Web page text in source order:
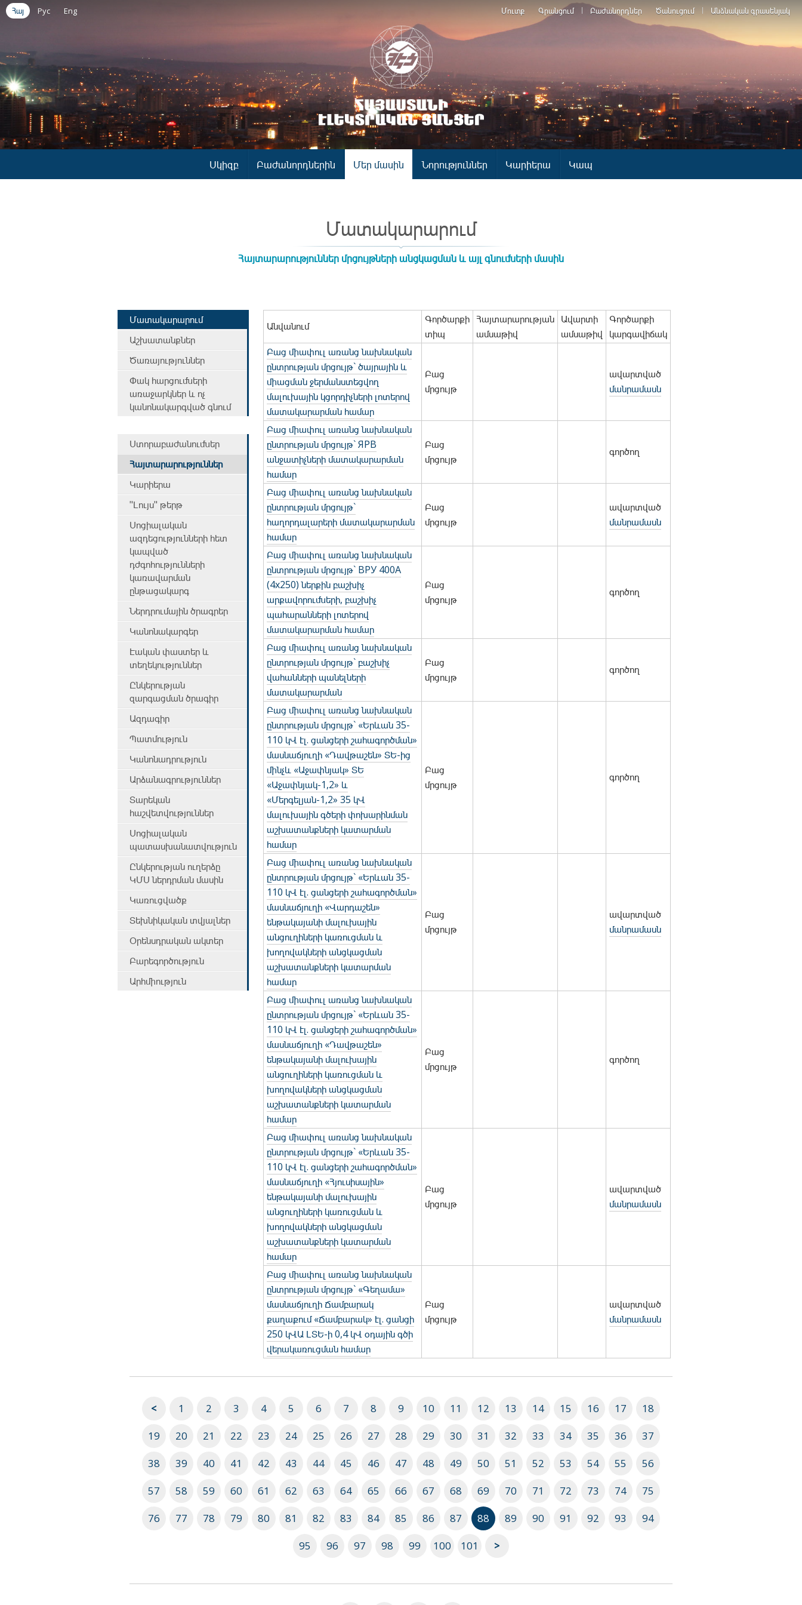
Հայ Рус Eng Մուտք Գրանցում Բաժանորդներ Ծանուցում Անձնական գրասենյակ
Սկիզբ Բաժանորդներին Մեր մասին Նորություններ Կարիերա Կապ
Մատակարարում
Հայտարարություններ մրցույթների անցկացման և այլ գնումների մասին
Մատակարարում
Աշխատանքներ
Ծառայություններ
Փակ հարցումների
առաջարկներ և ոչ
կանոնակարգված գնում
Ստորաբաժանումներ
Հայտարարություններ
Կարիերա
"Լույս" թերթ
Սոցիալական
ազդեցությունների հետ
կապված
դժգոհությունների
կառավարման
ընթացակարգ
Ներդրումային ծրագրեր
Կանոնակարգեր
Էական փաստեր և
տեղեկություններ
Ընկերության
զարգացման ծրագիր
Ազդագիր
Պատմություն
Կանոնադրություն
Արձանագրություններ
Տարեկան
հաշվետվություններ
Սոցիալական
պատասխանատվություն
Ընկերության ուղերձը
ԿՄՍ ներդրման մասին
Կառուցվածք
Տեխնիկական տվյալներ
Օրենսդրական ակտեր
Բարեգործություն
Արհմիություն
Անվանում
Գործարքի
տիպ
Հայտարարության
ամսաթիվ
Ավարտի
ամսաթիվ
Գործարքի
կարգավիճակ
Բաց միափուլ առանց նախնական
ընտրության մրցույթ` ծայրային և
միացման ջերմանստեցվող
մալուխային կցորդիչների լոտերով
մատակարարման համար
Բաց
մրցույթ
ավարտված
մանրամասն
Բաց միափուլ առանց նախնական
ընտրության մրցույթ` ЯРВ
անջատիչների մատակարարման
համար
Բաց
մրցույթ
գործող
Բաց միափուլ առանց նախնական
ընտրության մրցույթ`
հաղորդալարերի մատակարարման
համար
Բաց
մրցույթ
ավարտված
մանրամասն
Բաց միափուլ առանց նախնական
ընտրության մրցույթ` ВРУ 400А
(4х250) ներքին բաշխիչ
արքավորումների, բաշխիչ
պահարանների լոտերով
մատակարարման համար
Բաց
մրցույթ
գործող
Բաց միափուլ առանց նախնական
ընտրության մրցույթ` բաշխիչ
վահանների պանելների
մատակարարման
Բաց
մրցույթ
գործող
Բաց միափուլ առանց նախնական
ընտրության մրցույթ` «Երևան 35-
110 կՎ էլ. ցանցերի շահագործման»
մասնաճյուղի «Դավթաշեն» ՏԵ-ից
մինչև «Աջափնյակ» ՏԵ
«Աջափնյակ-1,2» և
«Մերգելյան-1,2» 35 կՎ
մալուխային գծերի փոխարինման
աշխատանքների կատարման
համար
Բաց
մրցույթ
գործող
Բաց միափուլ առանց նախնական
ընտրության մրցույթ` «Երևան 35-
110 կՎ էլ. ցանցերի շահագործման»
մասնաճյուղի «Վարդաշեն»
ենթակայանի մալուխային
անցուղիների կառուցման և
խողովակների անցկացման
աշխատանքների կատարման
համար
Բաց
մրցույթ
ավարտված
մանրամասն
Բաց միափուլ առանց նախնական
ընտրության մրցույթ` «Երևան 35-
110 կՎ էլ. ցանցերի շահագործման»
մասնաճյուղի «Դավթաշեն»
ենթակայանի մալուխային
անցուղիների կառուցման և
խողովակների անցկացման
աշխատանքների կատարման
համար
Բաց
մրցույթ
գործող
Բաց միափուլ առանց նախնական
ընտրության մրցույթ` «Երևան 35-
110 կՎ էլ. ցանցերի շահագործման»
մասնաճյուղի «Հյուսիսային»
ենթակայանի մալուխային
անցուղիների կառուցման և
խողովակների անցկացման
աշխատանքների կատարման
համար
Բաց
մրցույթ
ավարտված
մանրամասն
Բաց միափուլ առանց նախնական
ընտրության մրցույթ` «Գեղամա»
մասնաճյուղի Ճամբարակ
քաղաքում «Ճամբարակ» էլ. ցանցի
250 կՎԱ ԼՏԵ-ի 0,4 կՎ օդային գծի
վերակառուցման համար
Բաց
մրցույթ
ավարտված
մանրամասն
< 1 2 3 4 5 6 7 8 9 10 11 12 13 14 15 16 17
18
19
20 21 22 23 24 25 26 27 28 29 30 31 32 33 34 35 36
37
38
39 40 41 42 43 44 45 46 47 48 49 50 51 52 53 54 55
56
57
58 59 60 61 62 63 64 65 66 67 68 69 70 71 72 73 74
75
76
77 78 79 80 81 82 83 84 85 86 87 88 89 90 91 92 93
94
95
96 97 98 99 100 101 >